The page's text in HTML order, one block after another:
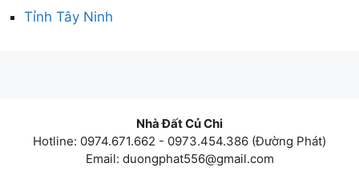
Tỉnh Tây Ninh
Nhà Đất Củ Chi
Hotline: 0974.671.662 - 0973.454.386 (Đường Phát)
Email: duongphat556@gmail.com